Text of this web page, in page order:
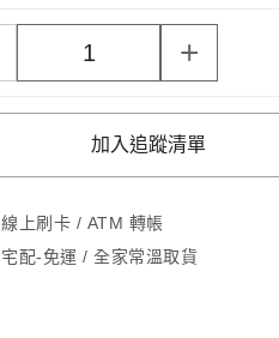
+
加入追蹤清單
線上刷卡 / ATM 轉帳
宅配-免運 / 全家常溫取貨